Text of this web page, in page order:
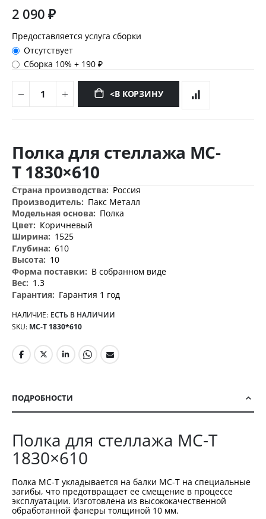
2 090 ₽
Предоставляется услуга сборки
Отсутствует
Сборка 10%+ 190 ₽
<В КОРЗИНУ
к
началу
изображений
Полка для стеллажа МС-
Т 1830×610
Дополнительная
информация
Россия
Пакс Металл
Полка
Коричневый
1525
610
10
В собранном виде
1.3
Гарантия 1 год
НАЛИЧИЕ: ЕСТЬ В НАЛИЧИИ
SKU МС-Т 1830*610
ПОДРОБНОСТИ
Полка для стеллажа МС-Т
1830×610
Полка МС-Т укладывается на балки МС-Т на специальные
загибы, что предотвращает ее смещение в процессе
эксплуатации. Изготовлена из высококачественной
обработанной фанеры толщиной 10 мм.